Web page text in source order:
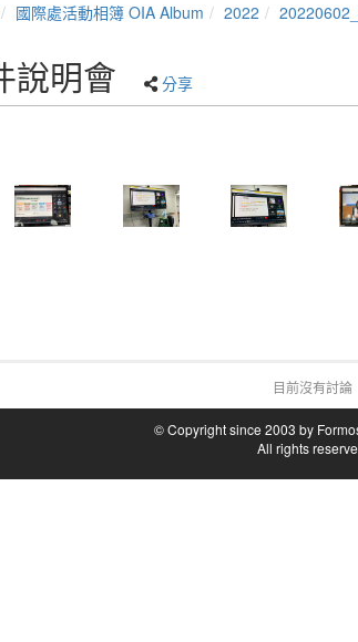
國際處活動相簿 OIA Album 2022
說明會 分享
目前沒有討論
© Copyright since 2003 by
All rights